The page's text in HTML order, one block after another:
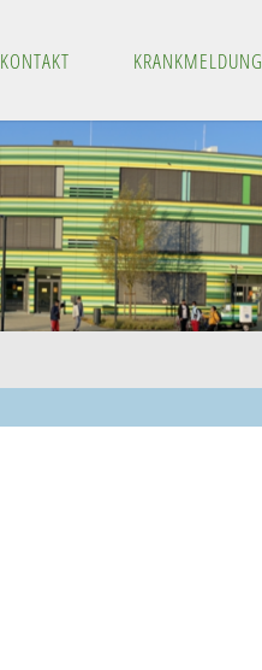
KONTAKT KRANKMELDUNG